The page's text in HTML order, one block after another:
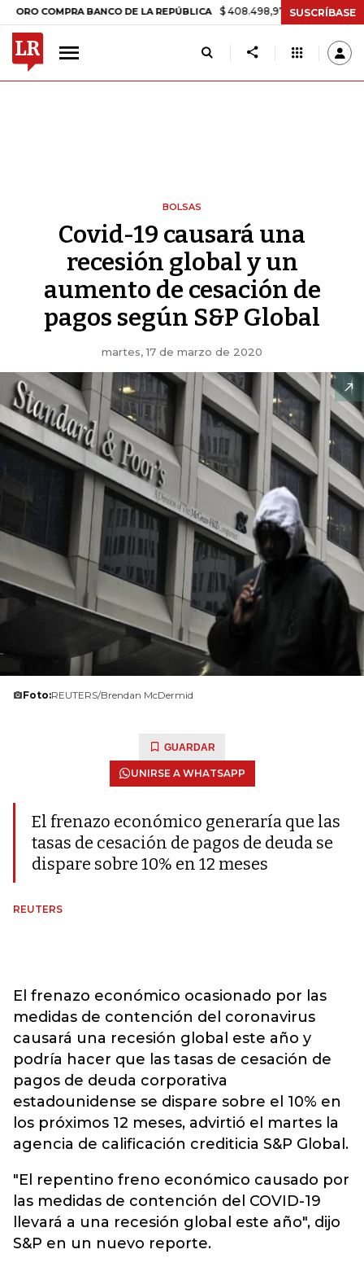
BANCO DE LA REPÚBLICA $ 408.498,97 +$ 8.753,81 +2,19%
SUSCRÍBASE
BOLSAS
Covid-19 causará una
recesión global y un
aumento de cesación de
pagos según S&P Global
martes, 17 de marzo de 2020
Foto:REUTERS/Brendan McDermid
GUARDAR
UNIRSE A WHATSAPP
El frenazo económico generaría que las
tasas de cesación de pagos de deuda se
dispare sobre 10% en 12 meses
REUTERS
El frenazo económico ocasionado por las
medidas de contención del coronavirus
causará una recesión global este año y
podría hacer que las tasas de cesación de
pagos de deuda corporativa
estadounidense se dispare sobre el 10% en
los próximos 12 meses, advirtió el martes la
agencia de calificación crediticia S&P Global.
"El repentino freno económico causado por
las medidas de contención del COVID-19
llevará a una recesión global este año", dijo
S&P en un nuevo reporte.